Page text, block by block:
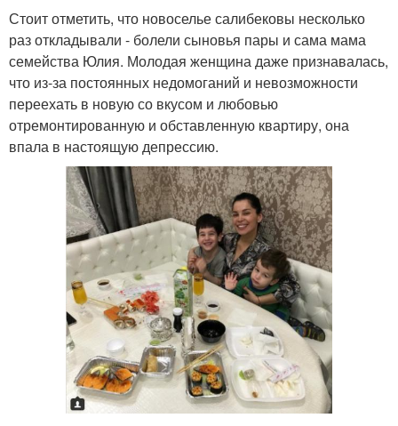
Стоит отметить, что новоселье салибековы несколько
раз откладывали - болели сыновья пары и сама мама
семейства Юлия. Молодая женщина даже признавалась,
что из-за постоянных недомоганий и невозможности
переехать в новую со вкусом и любовью
отремонтированную и обставленную квартиру, она
впала в настоящую депрессию.